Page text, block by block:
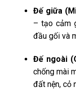
Đế giữa
– tạo cảm
đầu gối và
Đế ngoài
chống mài
đất nện, cỏ